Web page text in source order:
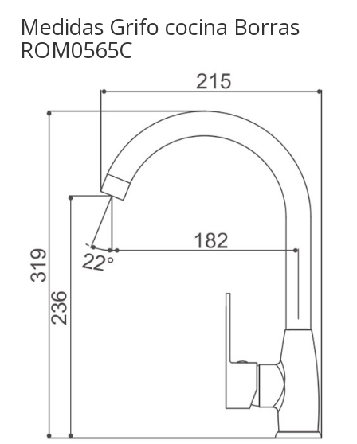
Medidas Grifo cocina Borras
ROM0565C